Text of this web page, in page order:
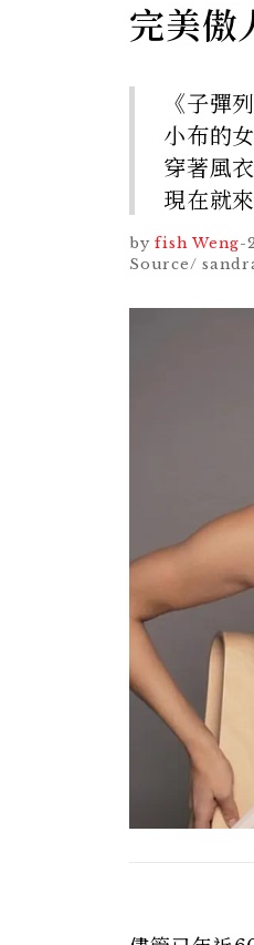
完美傲
《子彈
小布的
穿著風
現在就
by fish Weng-
Source/